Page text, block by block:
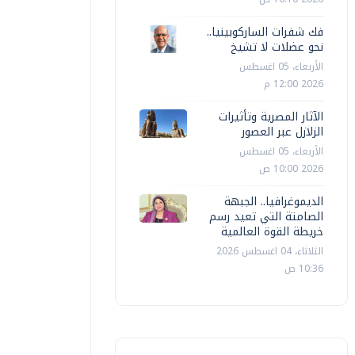
فك شفرات الساركوبينيا..
نحو عضلات لا تشيخ
الأربعاء، 05 اغسطس
2026 12:00 م
الآثار المصرية وتأثيرات
الزلازل عبر العصور
الأربعاء، 05 اغسطس
2026 10:00 ص
الديموغرافيا.. الجبهة
الصامتة التي تعيد رسم
خريطة القوة العالمية
الثلاثاء، 04 اغسطس 2026
10:36 ص